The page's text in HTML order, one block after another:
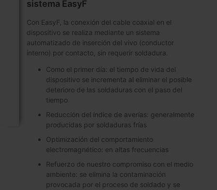
sistema EasyF
Con EasyF, la conexión del cable coaxial en el
dispositivo se realiza mediante un sistema
automatizado de inserción del vivo (conductor
interno) por contacto, sin requerir soldadura.
Como el primer día: el tiempo de vida del
dispositivo se incrementa al eliminar el posible
deterioro de las soldaduras con el paso del
tiempo
Reducción del índice de averías: generalmente
producidas por soldaduras frías
Optimización del comportamiento
electromagnético: en altas frecuencias
Refuerzo de nuestro compromiso con el medio
ambiente: se elimina la contaminación
provocada por el proceso de soldado y se